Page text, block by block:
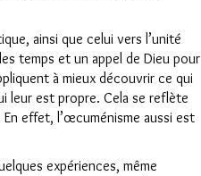
ainsi que celui vers l’unité
temps et un appel de Dieu pour
à mieux découvrir ce qui
leur est propre. Cela se reflète
En effet, l’œcuménisme aussi est
expériences, même